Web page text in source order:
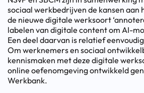
sociaal werkbedrijven de kansen aan
de nieuwe digitale werksoort
labelen van digitale content om AI-
Een deel daarvan is relatief
Om werknemers en sociaal
kennismaken met deze digitale
online oefenomgeving ontwikkeld
Werkbank.